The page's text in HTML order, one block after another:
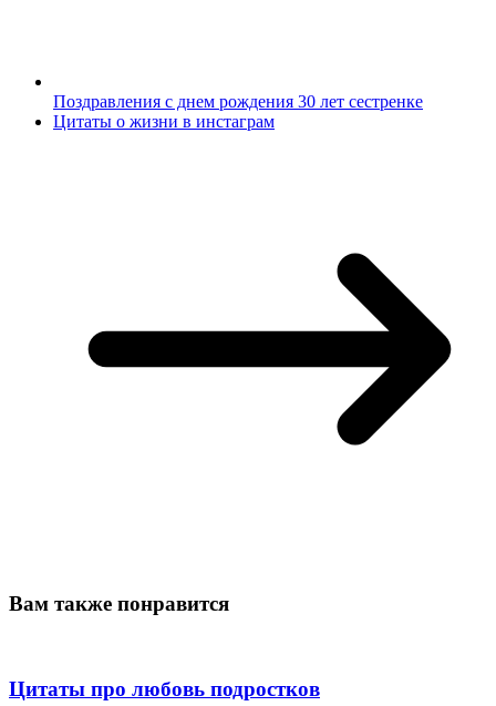
Поздравления с днем рождения 30 лет сестренке
Цитаты о жизни в инстаграм
Вам также понравится
Цитаты про любовь подростков